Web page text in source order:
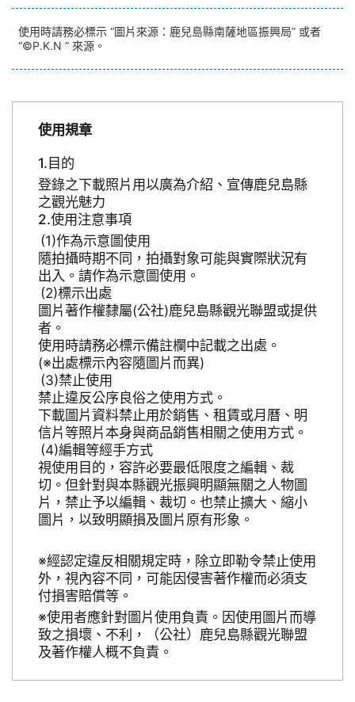
使用時請務必標示 “圖片來源：鹿兒島縣南薩地區振興局” 或者
“©P.K.N ” 來源。
使用規章
目的
登錄之下載照片用以廣為介紹、宣傳鹿兒島縣
之觀光魅力
使用注意事項
作為示意圖使用
隨拍攝時期不同，拍攝對象可能與實際狀況有
出入。請作為示意圖使用。
標示出處
圖片著作權隸屬(公社)鹿兒島縣觀光聯盟或提供
者。
使用時請務必標示備註欄中記載之出處。
(※出處標示內容隨圖片而異)
禁止使用
禁止違反公序良俗之使用方式。
下載圖片資料禁止用於銷售、租賃或月曆、明
信片等照片本身與商品銷售相關之使用方式。
編輯等經手方式
視使用目的，容許必要最低限度之編輯、裁
切。但針對與本縣觀光振興明顯無關之人物圖
片，禁止予以編輯、裁切。也禁止擴大、縮小
圖片，以致明顯損及圖片原有形象。
※經認定違反相關規定時，除立即勒令禁止使用
外，視內容不同，可能因侵害著作權而必須支
付損害賠償等。
※使用者應針對圖片使用負責。因使用圖片而導
致之損壞、不利，（公社）鹿兒島縣觀光聯盟
及著作權人概不負責。